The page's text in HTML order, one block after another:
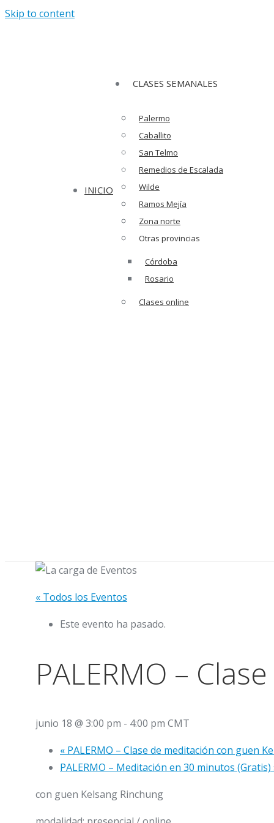
Skip to content
INICIO
CLASES SEMANALES
Palermo
Caballito
San Telmo
Remedios de Escalada
Wilde
Ramos Mejía
Zona norte
Otras provincias
Córdoba
Rosario
Clases online
« Todos los Eventos
Este evento ha pasado.
PALERMO –
junio 18 @ 3:00 pm - 4:00 pm CMT
« PALERMO – Clase de meditación con guen
PALERMO – Meditación en 30 minutos (Gratis)
con guen Kelsang Rinchung